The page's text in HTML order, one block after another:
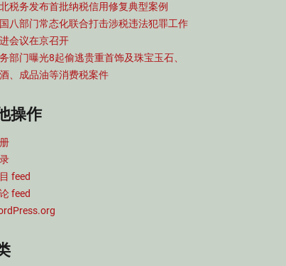
税务发布首批纳税信用修复典型案例
八部门常态化联合打击涉税违法犯罪工作
会议在京召开
部门曝光8起偷逃贵重首饰及珠宝玉石、
、成品油等消费税案件
操作
feed
feed